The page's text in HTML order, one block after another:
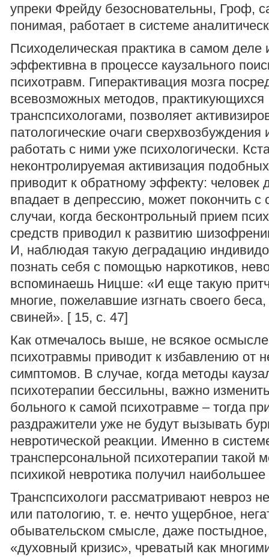
упреки Фрейду безосновательны, Гроф,
понимая, работает в системе
Психоделическая практика в самом деле
эффективна в процессе каузального
психотравм. Гиперактивация мозга
всевозможных методов, практикующихся
транспсихологами, позволяет
патологические очаги сверхвозбуждения
работать с ними уже психологически.
неконтролируемая активизация
приводит к обратному эффекту: человек
впадает в депрессию, может покончить с
случаи, когда бесконтрольный прием
средств приводил к развитию
И, наблюдая такую деградацию
познать себя с помощью наркотиков,
вспоминаешь Ницше: «И еще такую
многие, пожелавшие изгнать своего
свиней». [ 15, с. 47]
Как отмечалось выше, не всякое
психотравмы приводит к избавлению от
симптомов. В случае, когда методы
психотерапии бессильны, важно
больного к самой психотравме – тогда
раздражители уже не будут вызывать
невротической реакции. Именно в
трансперсональной психотерапии такой
психикой невротика получил наибольшее
Транспсихологи рассматривают невроз
или патологию, т. е. нечто ущербное,
обывательском смысле, даже постыдное,
«духовный кризис», чреватый как